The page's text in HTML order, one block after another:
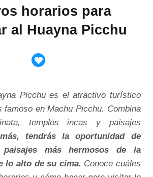
horarios para
al Huayna Picchu
Picchu es el atractivo turístico
famoso en Machu Picchu. Combina
templos incas y paisajes
tendrás la oportunidad de
más hermosos de la
lo alto de su cima. Conoce cuáles